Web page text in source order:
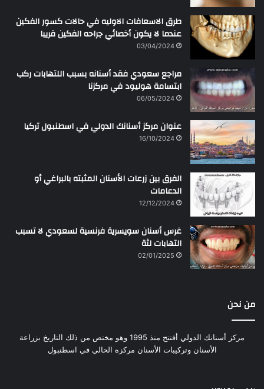
طرق الاسعافات الاوليه في حالات كسور الفكين
عندما لا يكون أخصائي جراحه الفكين قريبا
03/04/2024
مراجع سعودي فقد أسنانه بسبب اللتهابات ركب
ابتسامة هوليود في مركزنا
06/05/2024
عنوان مركز أسنانك الدولي في اسطنبول تركيا
16/10/2024
الفرق بين زرعات الأسنان المثبته بالبراغي أو
الدعامات
12/12/2024
غرس أسنان سويسرية فرنسية لسعودي لا تسبب
التهابات لثة
02/01/2025
من نحن
مركز أسنانك الدولي أفتتح منذ 1995 وهو مختص من ذلك التاريخ بزراعة
الأسنان وتركيبات الأسنان مركزه الحالي في اسطنبول